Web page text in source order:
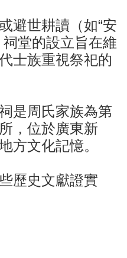
避世耕讀（如“安
堂的設立旨在維
士族重視祭祀的
是周氏家族為第
，位於廣東新
方文化記憶。
歷史文獻證實